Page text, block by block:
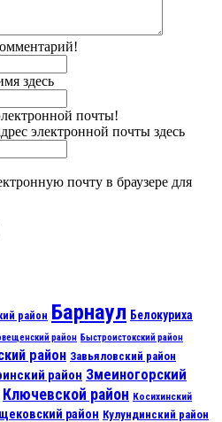
здесь
почты!
электронной почты здесь
почту в браузере для
район Барнаул Белокуриха
район Быстроистокский район
район Завьяловский район
район Змеиногорский
Ключевской район Косихинский
район Кулундинский район